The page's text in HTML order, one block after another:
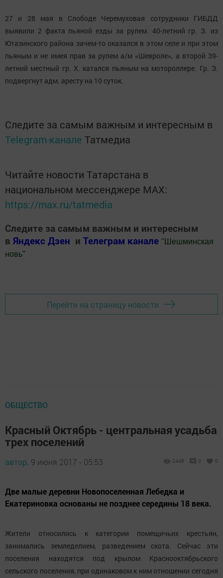
27 и 28 мая в Слободе Черемуховая сотрудники ГИБДД
выявили 2 факта пьяной езды за рулем. 40-летний гр. З. из
Ютазинского района зачем-то оказался в этом селе и при этом
пьяным и не имея прав за рулем а/м «Шевроле», а второй 39-
летний местный гр. Х. катался пьяным на мотороллере. Гр. З.
подвергнут адм. аресту на 10 суток.
Следите за самым важным и интересным в
Telegram-канале Татмедиа
Читайте новости Татарстана в
национальном мессенджере MАХ:
https://max.ru/tatmedia
Следите за самым важным и интересным
в Яндекс Дзен и Телеграм канале " Шешминская
новь"
Перейти на страницу новости
ОБЩЕСТВО
Красный Октябрь - центральная усадьба
трех поселений
автор, 9 июня 2017 - 05:53 2448 0 0
Две малые деревни Новопоселенная Лебедка и
Екатериновка основаны не позднее середины 18 века.
Жители относились к категории помещичьих крестьян,
занимались земледелием, разведением скота. Сейчас эти
поселения находятся под крылом Краснооктябрьского
сельского поселения, при одинаковом к ним отношении сегодня